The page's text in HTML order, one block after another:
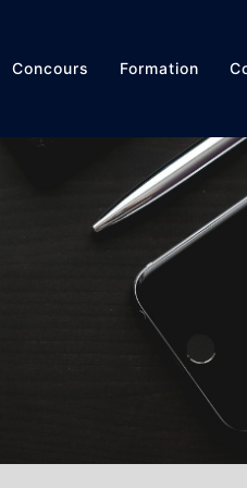
Concours Formation